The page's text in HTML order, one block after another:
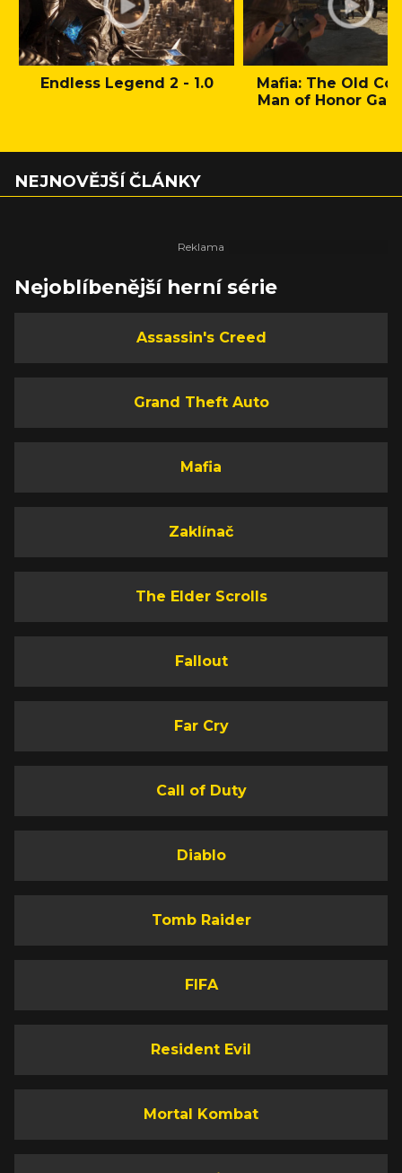
Endless Legend 2 - 1.0
Mafia: The Old
Man of Honor
NEJNOVĚJŠÍ ČLÁNKY
Nejoblíbenější herní série
Assassin's Creed
Grand Theft Auto
Mafia
Zaklínač
The Elder Scrolls
Fallout
Far Cry
Call of Duty
Diablo
Tomb Raider
FIFA
Resident Evil
Mortal Kombat